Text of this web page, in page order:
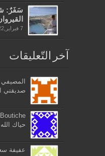
سَفَرٌ:
7 فبراير,2022
آخر التّعليقات
صديقتي
حياك
عفيفة